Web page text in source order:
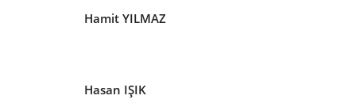
Hamit YILMAZ
Hasan IŞIK